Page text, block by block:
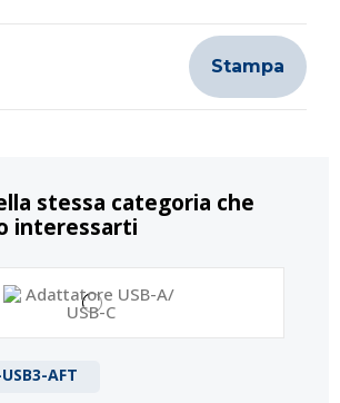
Stampa
stessa categoria che
interessarti
AFT